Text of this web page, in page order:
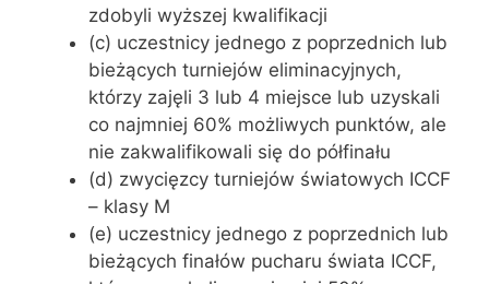
zdobyli wyższej kwalifikacji
(c) uczestnicy jednego z poprzednich lub
bieżących turniejów eliminacyjnych,
którzy zajęli 3 lub 4 miejsce lub uzyskali
co najmniej 60% możliwych punktów, ale
nie zakwalifikowali się do półfinału
(d) zwycięzcy turniejów światowych ICCF
– klasy M
(e) uczestnicy jednego z poprzednich lub
bieżących finałów pucharu świata ICCF,